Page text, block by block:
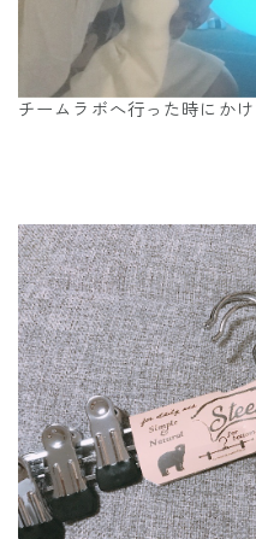
チームラボへ行った時にか